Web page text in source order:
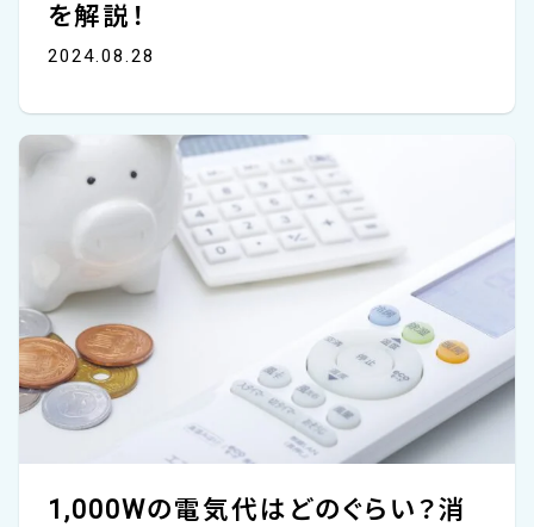
を解説！
2024.08.28
1,000Wの電気代はどのぐらい？消